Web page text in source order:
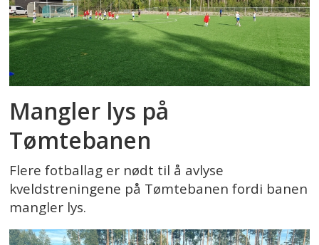
Mangler lys på
Tømtebanen
Flere fotballag er nødt til å avlyse
kveldstreningene på Tømtebanen fordi banen
mangler lys.